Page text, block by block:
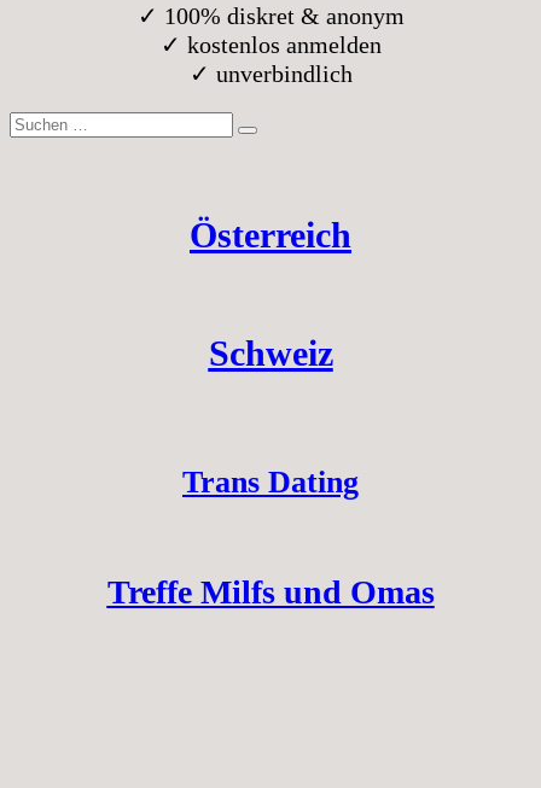
✓ 100% diskret & anonym
✓ kostenlos anmelden
✓ unverbindlich
Suche
nach:
Österreich
Schweiz
Trans Dating
Treffe Milfs und Omas